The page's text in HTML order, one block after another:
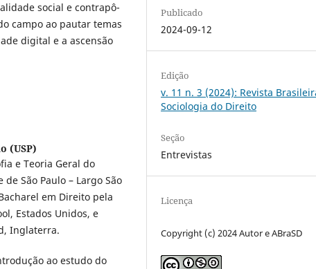
social e contrapô-
campo ao pautar temas
digital e a ascensão
(USP)
e Teoria Geral do
São Paulo – Largo São
em Direito pela
Estados Unidos, e
Inglaterra.
ao estudo do
Publicado
2024-09-12
Edição
v. 11 n. 3 (2024): Revista
Sociologia do Direito
Seção
Entrevistas
Licença
Copyright (c) 2024 Autor e ABraSD